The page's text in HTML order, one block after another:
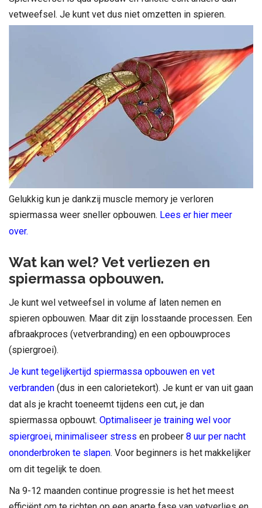
vetweefsel. Je kunt vet dus niet omzetten in spieren.
Gelukkig kun je dankzij muscle memory je verloren
spiermassa weer sneller opbouwen. Lees er hier meer
over.
Wat kan wel? Vet verliezen en
spiermassa opbouwen.
Je kunt wel vetweefsel in volume af laten nemen en
spieren opbouwen. Maar dit zijn losstaande processen. Een
afbraakproces (vetverbranding) en een opbouwproces
(spiergroei).
Je kunt tegelijkertijd spiermassa opbouwen en vet
verbranden (dus in een calorietekort). Je kunt er van uit gaan
dat als je kracht toeneemt tijdens een cut, je dan
spiermassa opbouwt. Optimaliseer je training wel voor
spiergroei, minimaliseer stress en probeer 8 uur per nacht
ononderbroken te slapen. Voor beginners is het makkelijker
om dit tegelijk te doen.
Na 9-12 maanden continue progressie is het het meest